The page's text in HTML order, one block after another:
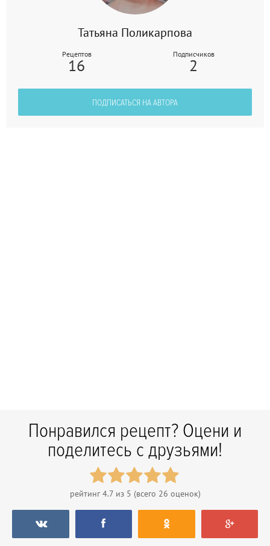
Татьяна Поликарпова
Рецептов
16
Подписчиков
2
ПОДПИСАТЬСЯ НА АВТОРА
Понравился рецепт? Оцени и
поделитесь с друзьями!
рейтинг4.7из 5 (всего 26 оценок)